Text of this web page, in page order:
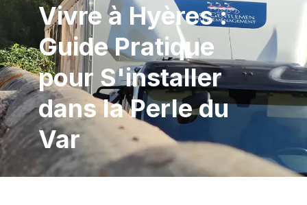
Vivre à Hyères :
Guide Pratique
pour S'installer
dans la Perle du
Var